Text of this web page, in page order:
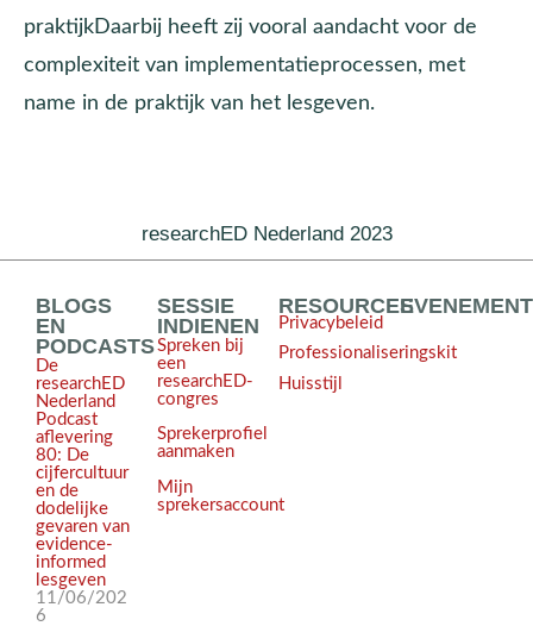
praktijkDaarbij heeft zij vooral aandacht voor de
complexiteit van implementatieprocessen, met
name in de praktijk van het lesgeven.
researchED Nederland 2023
BLOGS
EN
PODCASTS
De
researchED
Nederland
Podcast
aflevering
80: De
cijfercultuur
en de
dodelijke
gevaren van
evidence-
informed
lesgeven
11/06/202
6
SESSIE
INDIENEN
Spreken bij
een
researchED-
congres
Sprekerprofiel
aanmaken
Mijn
sprekersaccount
RESOURCES
Privacybeleid
Professionaliseringskit
Huisstijl